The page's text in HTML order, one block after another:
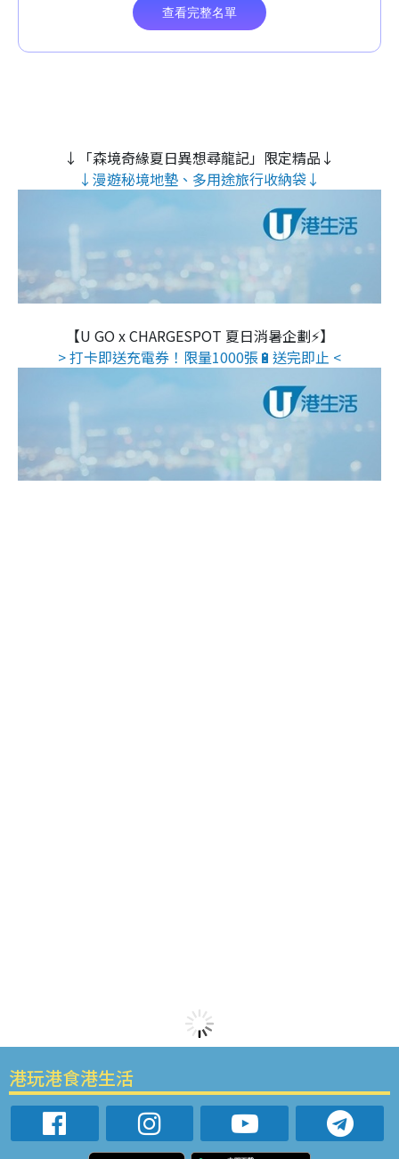
↓「森境奇緣夏日異想尋龍記」限定精品↓
↓漫遊秘境地墊、多用途旅行收納袋↓
【U GO x CHARGESPOT 夏日消暑企劃⚡】
> 打卡即送充電券！限量1000張🔋送完即止 <
港玩港食港生活